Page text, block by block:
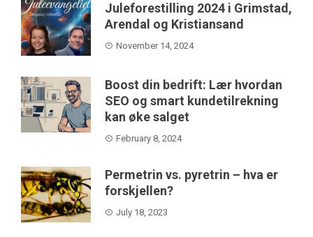
Juleforestilling 2024 i Grimstad,
Arendal og Kristiansand
November 14, 2024
Boost din bedrift: Lær hvordan
SEO og smart kundetilrekning
kan øke salget
February 8, 2024
Permetrin vs. pyretrin – hva er
forskjellen?
July 18, 2023